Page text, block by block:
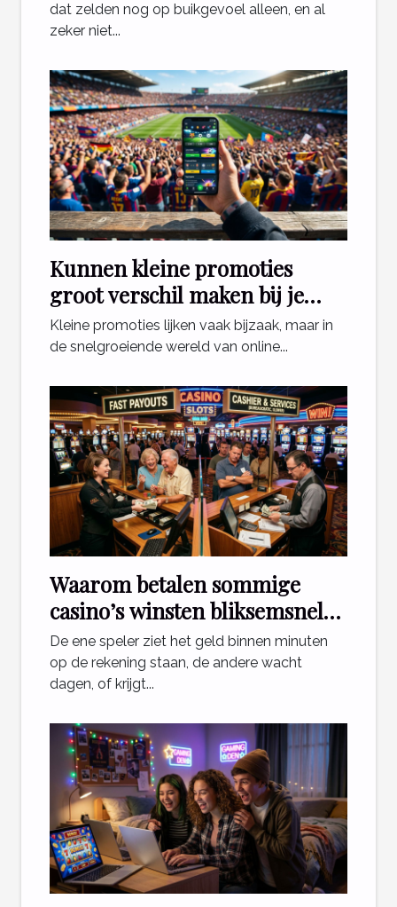
dat zelden nog op buikgevoel alleen, en al
zeker niet...
Kunnen kleine promoties
groot verschil maken bij je
sportweddenschappen?
Kleine promoties lijken vaak bijzaak, maar in
de snelgroeiende wereld van online...
Waarom betalen sommige
casino’s winsten bliksemsnel
uit en andere niet?
De ene speler ziet het geld binnen minuten
op de rekening staan, de andere wacht
dagen, of krijgt...